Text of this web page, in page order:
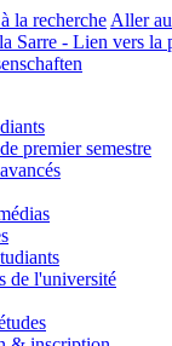
la recherche Aller
premier semestre
de l'université